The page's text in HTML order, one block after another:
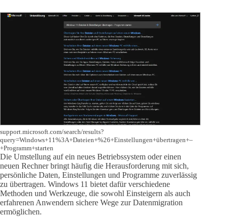
support.microsoft.com/search/results?
query=Windows+11%3A+Dateien+%26+Einstellungen+übertragen+–
+Programm+starten
Die Umstellung auf ein neues Betriebssystem oder einen
neuen Rechner bringt häufig die Herausforderung mit sich,
persönliche Daten, Einstellungen und Programme zuverlässig
zu übertragen. Windows 11 bietet dafür verschiedene
Methoden und Werkzeuge, die sowohl Einsteigern als auch
erfahrenen Anwendern sichere Wege zur Datenmigration
ermöglichen.